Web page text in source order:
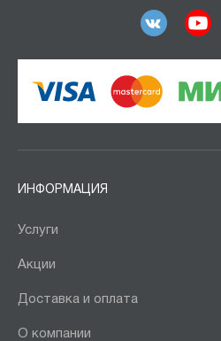
ИНФОРМАЦИЯ
Услуги
Акции
Доставка и оплата
О компании